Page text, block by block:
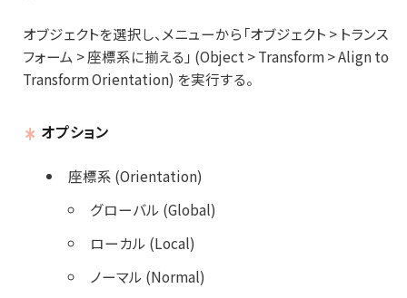
オブジェクトを選択し、メニューから「オブジェクト > トランス
フォーム > 座標系に揃える」 (Object > Transform > Align to
Transform Orientation) を実行する。
オプション
座標系 (Orientation)
グローバル (Global)
ローカル (Local)
ノーマル (Normal)